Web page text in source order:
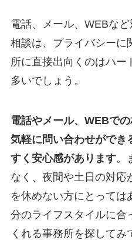
電話、メール、WEBな
相談は、プライバシーに
所に直接出向くのはハー
多いでしょう。
電話やメール、WEBで
気軽に問い合わせができ
すく安心感があります。
なく、夜間や土日の対応
を休めない方にとっては
分のライフスタイルに合
くれる事務所を探してみ